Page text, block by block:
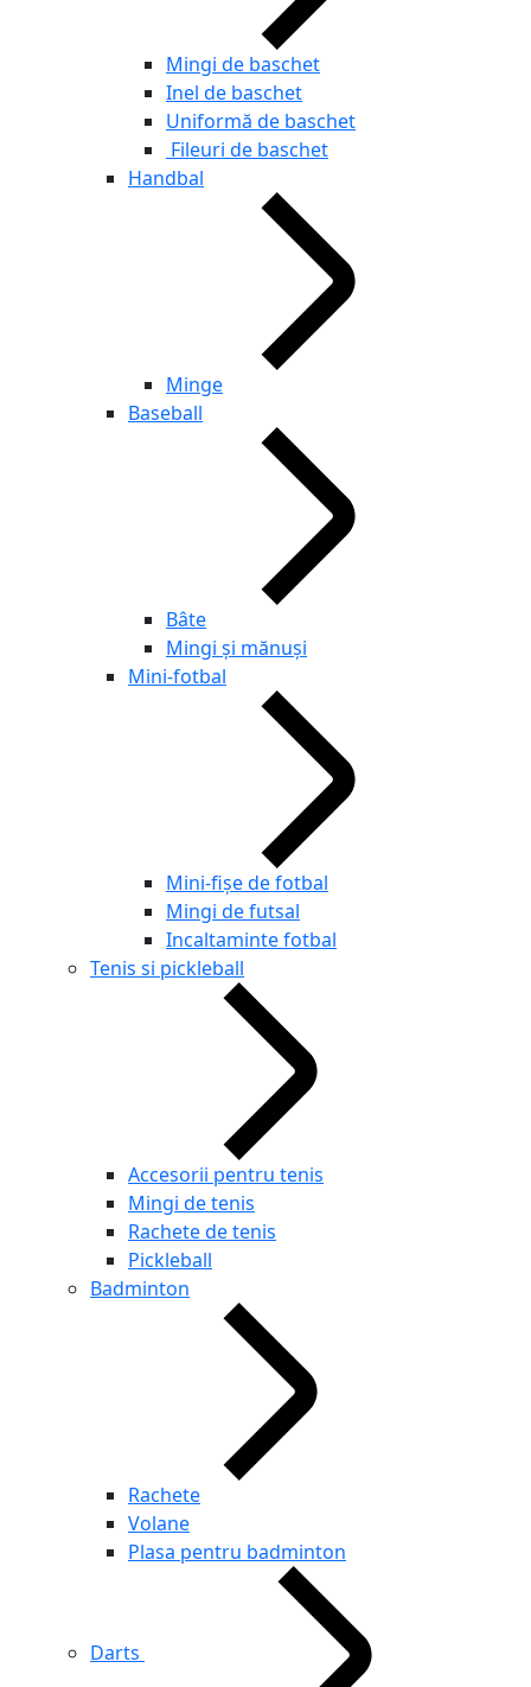
Mingi de baschet
Inel de baschet
Uniformă de baschet
Fileuri de baschet
Handbal
Minge
Baseball
Bâte
Mingi și mănuși
Mini-fotbal
Mini-fișe de fotbal
Mingi de futsal
Incaltaminte fotbal
Tenis si pickleball
Accesorii pentru tenis
Mingi de tenis
Rachete de tenis
Pickleball
Badminton
Rachete
Volane
Plasa pentru badminton
Darts